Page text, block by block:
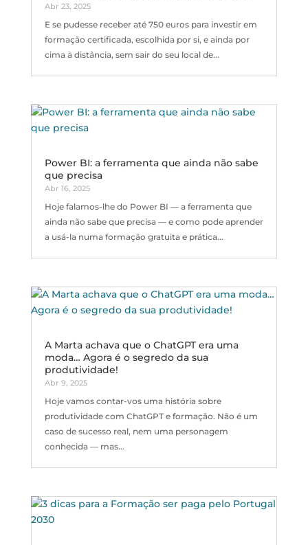
Abr 23, 2025
E se pudesse receber até 750 euros para investir em
formação certificada, escolhida por si, e ainda por
cima à distância, sem sair do seu local de...
Power BI: a ferramenta que ainda não sabe
que precisa
Abr 16, 2025
Hoje falamos-lhe do Power BI — a ferramenta que
ainda não sabe que precisa — e como pode aprender
a usá-la numa formação gratuita e prática...
A Marta achava que o ChatGPT era uma
moda… Agora é o segredo da sua
produtividade!
Abr 9, 2025
Hoje vamos contar-vos uma história sobre
produtividade com ChatGPT e formação. Não é um
caso de sucesso real, nem uma personagem
conhecida — mas...